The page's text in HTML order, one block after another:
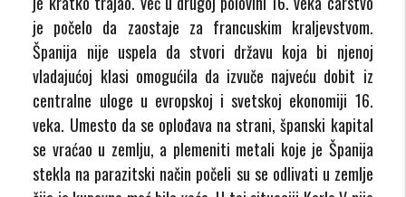
je počelo da zaostaje za francuskim kraljevstvom.
Španija nije uspela da stvori državu koja bi njenoj
vladajućoj klasi omogućila da izvuče najveću dobit iz
centralne uloge u evropskoj i svetskoj ekonomiji 16.
veka. Umesto da se oplođava na strani, španski kapital
se vraćao u zemlju, a plemeniti metali koje je Španija
stekla na parazitski način počeli su se odlivati u zemlje